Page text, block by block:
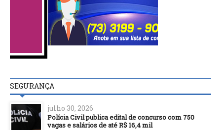
SEGURANÇA
julho 30, 2026
Polícia Civil publica edital de concurso com 750
vagas e salários de até R$ 16,4 mil